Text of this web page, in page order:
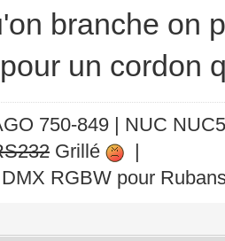
branche on
un cordon
750-849 | NUC
Grillé
|
RGBW pour